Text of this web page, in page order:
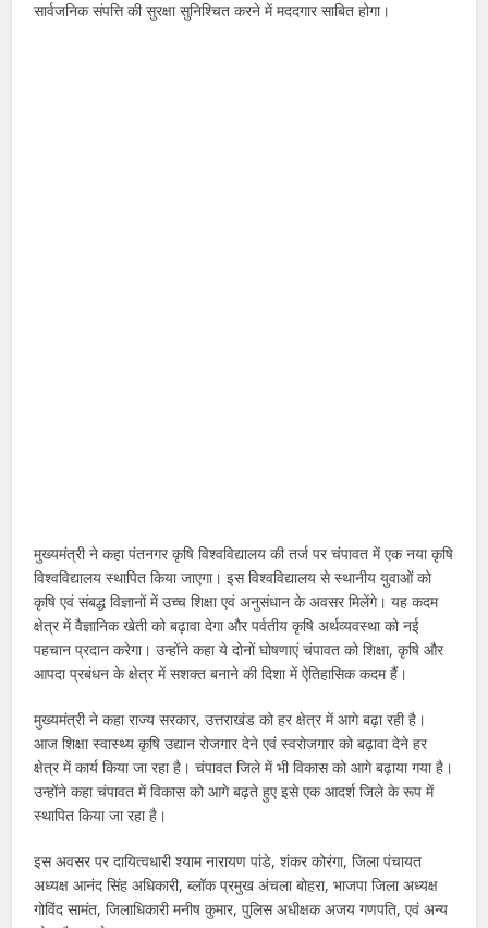
सार्वजनिक संपत्ति की सुरक्षा सुनिश्चित करने में मददगार साबित होगा।
मुख्यमंत्री ने कहा पंतनगर कृषि विश्वविद्यालय की तर्ज पर चंपावत में एक नया कृषि
विश्वविद्यालय स्थापित किया जाएगा। इस विश्वविद्यालय से स्थानीय युवाओं को
कृषि एवं संबद्ध विज्ञानों में उच्च शिक्षा एवं अनुसंधान के अवसर मिलेंगे। यह कदम
क्षेत्र में वैज्ञानिक खेती को बढ़ावा देगा और पर्वतीय कृषि अर्थव्यवस्था को नई
पहचान प्रदान करेगा। उन्होंने कहा ये दोनों घोषणाएं चंपावत को शिक्षा, कृषि और
आपदा प्रबंधन के क्षेत्र में सशक्त बनाने की दिशा में ऐतिहासिक कदम हैं।
मुख्यमंत्री ने कहा राज्य सरकार, उत्तराखंड को हर क्षेत्र में आगे बढ़ा रही है।
आज शिक्षा स्वास्थ्य कृषि उद्यान रोजगार देने एवं स्वरोजगार को बढ़ावा देने हर
क्षेत्र में कार्य किया जा रहा है। चंपावत जिले में भी विकास को आगे बढ़ाया गया है।
उन्होंने कहा चंपावत में विकास को आगे बढ़ते हुए इसे एक आदर्श जिले के रूप में
स्थापित किया जा रहा है।
इस अवसर पर दायित्वधारी श्याम नारायण पांडे, शंकर कोरंगा, जिला पंचायत
अध्यक्ष आनंद सिंह अधिकारी, ब्लॉक प्रमुख अंचला बोहरा, भाजपा जिला अध्यक्ष
गोविंद सामंत, जिलाधिकारी मनीष कुमार, पुलिस अधीक्षक अजय गणपति, एवं अन्य